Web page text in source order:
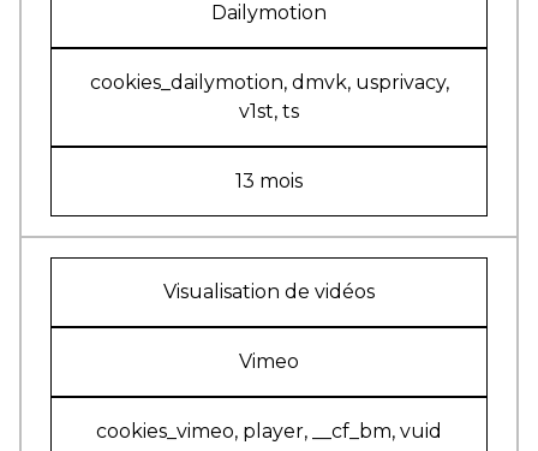
Dailymotion
cookies_dailymotion, dmvk, usprivacy,
v1st, ts
13 mois
Visualisation de vidéos
Vimeo
cookies_vimeo, player, __cf_bm, vuid